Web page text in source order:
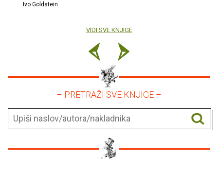
Ivo Goldstein
VIDI SVE KNJIGE
– PRETRAŽI SVE KNJIGE –